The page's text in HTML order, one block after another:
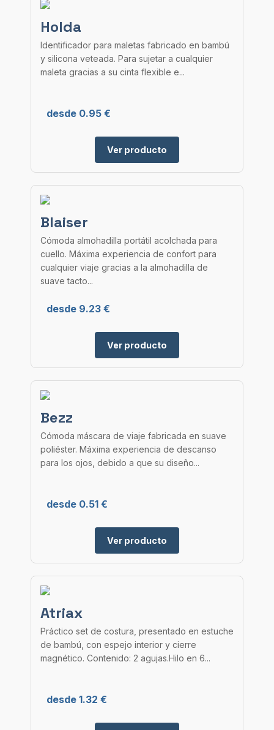
Holda
Identificador para maletas fabricado en bambú
y silicona veteada. Para sujetar a cualquier
maleta gracias a su cinta flexible e...
desde 0.95 €
Ver producto
Blaiser
Cómoda almohadilla portátil acolchada para
cuello. Máxima experiencia de confort para
cualquier viaje gracias a la almohadilla de
suave tacto...
desde 9.23 €
Ver producto
Bezz
Cómoda máscara de viaje fabricada en suave
poliéster. Máxima experiencia de descanso
para los ojos, debido a que su diseño...
desde 0.51 €
Ver producto
Atriax
Práctico set de costura, presentado en estuche
de bambú, con espejo interior y cierre
magnético. Contenido: 2 agujas.Hilo en 6...
desde 1.32 €